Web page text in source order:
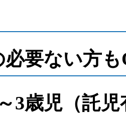
必要ない方
3歳児（託児